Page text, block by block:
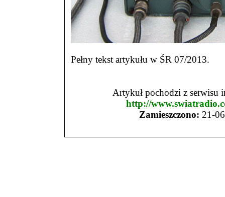
Pełny tekst artykułu w ŚR 07/2013.
Artykuł pochodzi z serwisu
http://
Zamieszczono: 21-